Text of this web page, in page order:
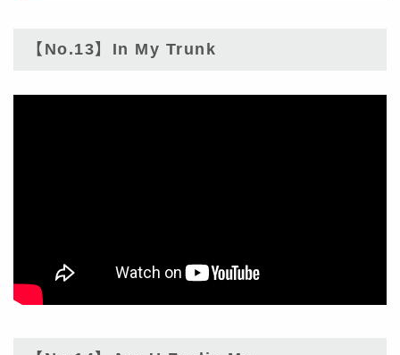
【No.13】In My Trunk